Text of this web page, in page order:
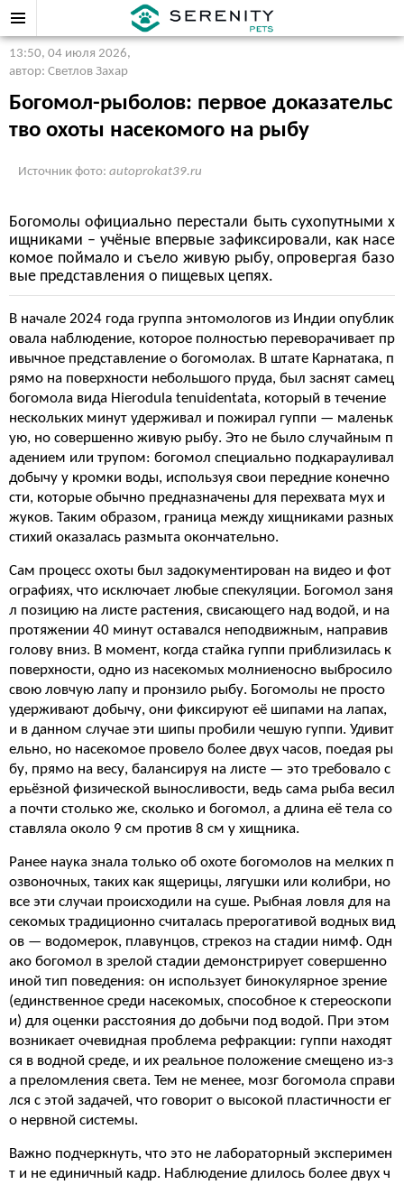
13:50, 04 июля 2026,
автор: Светлов Захар
Богомол-рыболов: первое доказательс
тво охоты насекомого на рыбу
Источник фото: autoprokat39.ru
Богомолы официально перестали быть сухопутными х
ищниками – учёные впервые зафиксировали, как насе
комое поймало и съело живую рыбу, опровергая базо
вые представления о пищевых цепях.
В начале 2024 года группа энтомологов из Индии опублик
овала наблюдение, которое полностью переворачивает пр
ивычное представление о богомолах. В штате Карнатака, п
рямо на поверхности небольшого пруда, был заснят самец
богомола вида Hierodula tenuidentata, который в течение
нескольких минут удерживал и пожирал гуппи — маленьк
ую, но совершенно живую рыбу. Это не было случайным п
адением или трупом: богомол специально подкарауливал
добычу у кромки воды, используя свои передние конечно
сти, которые обычно предназначены для перехвата мух и
жуков. Таким образом, граница между хищниками разных
стихий оказалась размыта окончательно.
Сам процесс охоты был задокументирован на видео и фот
ографиях, что исключает любые спекуляции. Богомол заня
л позицию на листе растения, свисающего над водой, и на
протяжении 40 минут оставался неподвижным, направив
голову вниз. В момент, когда стайка гуппи приблизилась к
поверхности, одно из насекомых молниеносно выбросило
свою ловчую лапу и пронзило рыбу. Богомолы не просто
удерживают добычу, они фиксируют её шипами на лапах,
и в данном случае эти шипы пробили чешую гуппи. Удивит
ельно, но насекомое провело более двух часов, поедая ры
бу, прямо на весу, балансируя на листе — это требовало с
ерьёзной физической выносливости, ведь сама рыба весил
а почти столько же, сколько и богомол, а длина её тела со
ставляла около 9 см против 8 см у хищника.
Ранее наука знала только об охоте богомолов на мелких п
озвоночных, таких как ящерицы, лягушки или колибри, но
все эти случаи происходили на суше. Рыбная ловля для на
секомых традиционно считалась прерогативой водных вид
ов — водомерок, плавунцов, стрекоз на стадии нимф. Одн
ако богомол в зрелой стадии демонстрирует совершенно
иной тип поведения: он использует бинокулярное зрение
(единственное среди насекомых, способное к стереоскопи
и) для оценки расстояния до добычи под водой. При этом
возникает очевидная проблема рефракции: гуппи находят
ся в водной среде, и их реальное положение смещено из-з
а преломления света. Тем не менее, мозг богомола справи
лся с этой задачей, что говорит о высокой пластичности ег
о нервной системы.
Важно подчеркнуть, что это не лабораторный эксперимен
т и не единичный кадр. Наблюдение длилось более двух ч